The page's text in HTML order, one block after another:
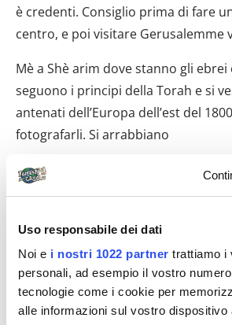
Uso responsabile dei dati
Noi e i nostri 1022 partner trattiamo i
personali, ad esempio il vostro
tecnologie come i cookie per
alle informazioni sul vostro dispositivo
è credenti. Consiglio prima di fare
centro, e poi visitare Gerusalemme
Mè a Shè arim dove stanno gli
seguono i principi della Torah e si
antenati dell’Europa dell’est del
fotografarli. Si arrabbiano